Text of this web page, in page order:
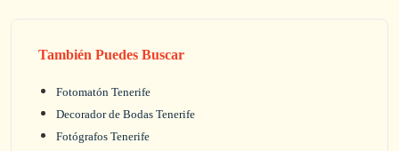
También Puedes Buscar
Fotomatón Tenerife
Decorador de Bodas Tenerife
Fotógrafos Tenerife